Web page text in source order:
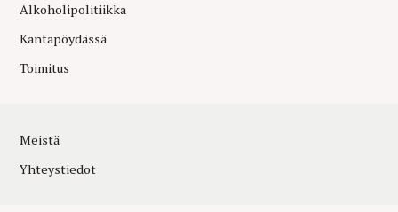
Alkoholipolitiikka
Kantapöydässä
Toimitus
Meistä
Yhteystiedot